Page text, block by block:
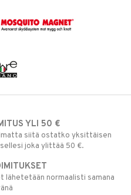
YLI 50 €
siitä ostatko yksittäisen
joka ylittää 50 €.
lähetetään normaalisti samana